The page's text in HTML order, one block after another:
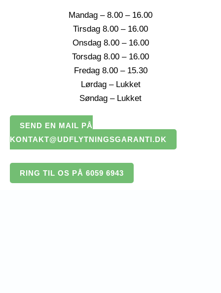
Mandag – 8.00 – 16.00
Tirsdag 8.00 – 16.00
Onsdag 8.00 – 16.00
Torsdag 8.00 – 16.00
Fredag 8.00 – 15.30
Lørdag – Lukket
Søndag – Lukket
SEND EN MAIL PÅ
KONTAKT@UDFLYTNINGSGARANTI.DK
RING TIL OS PÅ 6059 6943